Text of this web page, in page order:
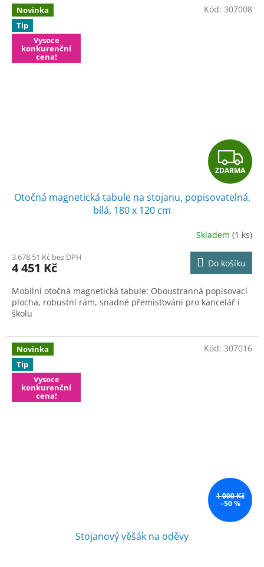
Novinka
Tip
Vysoce
konkurenční
cena!
Z
D
A
R
M
A
ZDARMA
Otočná magnetická tabule na stojanu, popisovatelná,
bílá, 180 x 120 cm
Skladem (1 ks)
3 678,51 Kč bez DPH
4 451 Kč Do košíku
Mobilní otočná magnetická tabule: Oboustranná popisovací
plocha, robustní rám, snadné přemisťování pro kancelář i
školu
Kód: 307008
Novinka
Tip
Vysoce
konkurenční
cena!
1 000 Kč
–50 %
Stojanový věšák na oděvy
Kód: 307016